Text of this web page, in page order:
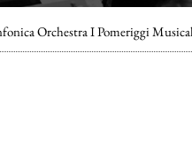
Orchestra I Pomeriggi